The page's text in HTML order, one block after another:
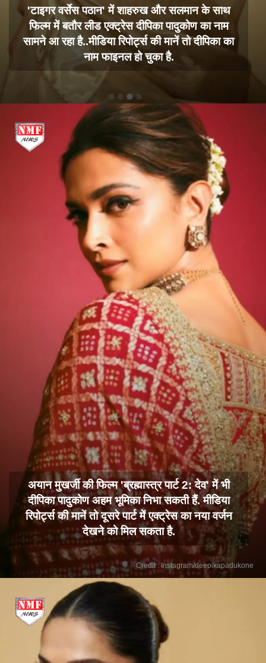
'टाइगर वर्सेस पठान' में शाहरुख और सलमान के साथ
फिल्म में बतौर लीड एक्ट्रेस दीपिका पादुकोण का नाम
सामने आ रहा है..मीडिया रिपोर्ट्स की मानें तो दीपिका का
नाम फाइनल हो चुका है.
अयान मुखर्जी की फिल्म 'ब्रह्मास्त्र पार्ट 2: देव' में भी
दीपिका पादुकोण अहम भूमिका निभा सकती हैं. मीडिया
रिपोर्ट्स की मानें तो दूसरे पार्ट में एक्ट्रेस का नया वर्जन
देखने को मिल सकता है.
Credit : Instagram/deepikapadukone